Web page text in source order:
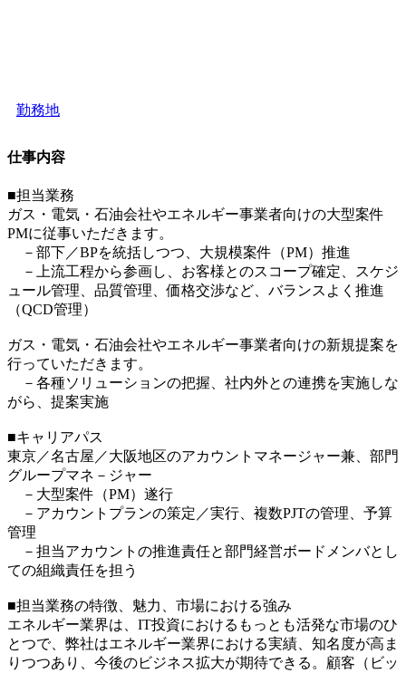
勤務地
仕事内容
■担当業務
ガス・電気・石油会社やエネルギー事業者向けの大型案件
PMに従事いただきます。
－部下／BPを統括しつつ、大規模案件（PM）推進
－上流工程から参画し、お客様とのスコープ確定、スケジ
ュール管理、品質管理、価格交渉など、バランスよく推進
（QCD管理）
ガス・電気・石油会社やエネルギー事業者向けの新規提案を
行っていただきます。
－各種ソリューションの把握、社内外との連携を実施しな
がら、提案実施
■キャリアパス
東京／名古屋／大阪地区のアカウントマネージャー兼、部門
グループマネ－ジャー
－大型案件（PM）遂行
－アカウントプランの策定／実行、複数PJTの管理、予算
管理
－担当アカウントの推進責任と部門経営ボードメンバとし
ての組織責任を担う
■担当業務の特徴、魅力、市場における強み
エネルギー業界は、IT投資におけるもっとも活発な市場のひ
とつで、弊社はエネルギー業界における実績、知名度が高ま
りつつあり、今後のビジネス拡大が期待できる。顧客（ビッ